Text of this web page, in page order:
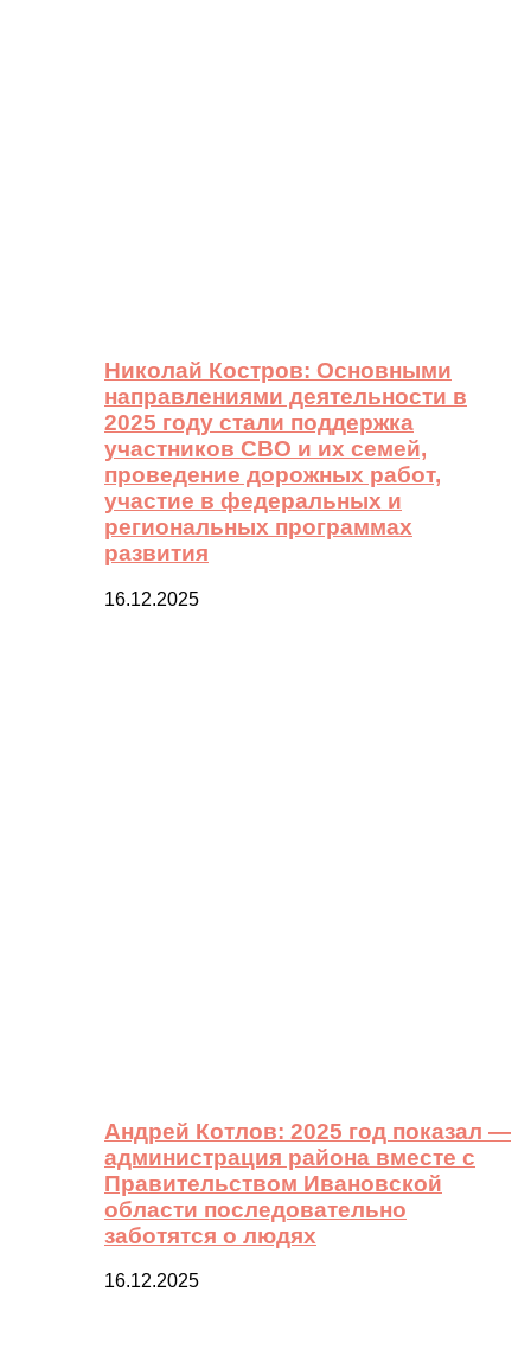
Николай Костров: Основными
направлениями деятельности в
2025 году стали поддержка
участников СВО и их семей,
проведение дорожных работ,
участие в федеральных и
региональных программах
развития
16.12.2025
Андрей Котлов: 2025 год показал —
администрация района вместе с
Правительством Ивановской
области последовательно
заботятся о людях
16.12.2025